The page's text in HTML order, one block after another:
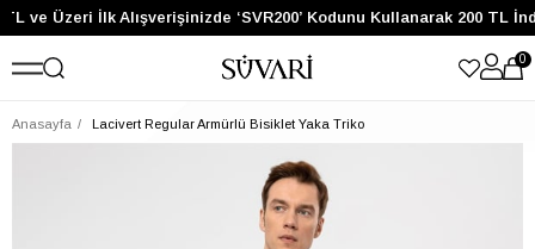
ve Üzeri İlk Alışverişinizde ‘SVR200’ Kodunu Kullanarak 200 TL
0
Anasayfa Lacivert Regular Armürlü Bisiklet Yaka Triko